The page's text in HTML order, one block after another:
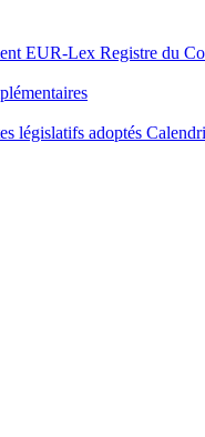
EUR-Lex Registre du
législatifs adoptés